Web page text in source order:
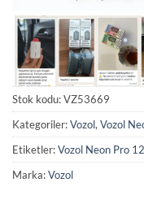
Stok kodu:VZ53669
Kategoriler:Vozol, Vozol
Etiketler:Vozol Neon Pro
Marka:Vozol